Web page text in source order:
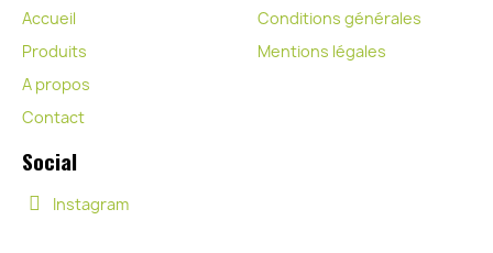
Accueil
Produits
A propos
Contact
Conditions générales
Mentions légales
Social
Instagram